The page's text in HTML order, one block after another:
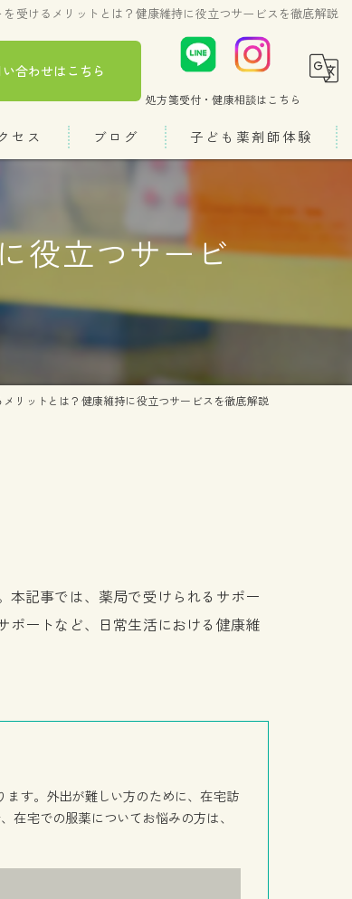
を受けるメリットとは？健康維持に役立つサービスを徹底解説
合わせはこちら
処方箋受付・健康相談はこちら
セス ブログ 子ども薬剤師体験
役立つサービ
リットとは？健康維持に役立つサービスを徹底解説
本記事では、薬局で受けられるサポー
ポートなど、日常生活における健康維
す。外出が難しい方のために、在宅訪
宅での服薬についてお悩みの方は、